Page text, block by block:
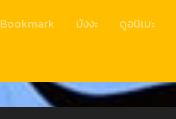
Bookmark มังงะ ดูอนิเมะ